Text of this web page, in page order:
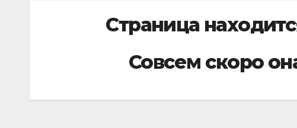
Страница
Совсем скоро